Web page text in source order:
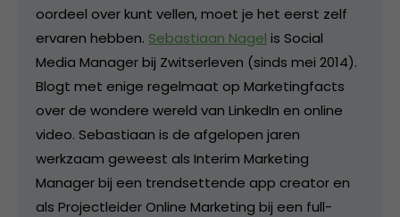
oordeel over kunt vellen, moet je het eerst zelf
ervaren hebben. Sebastiaan Nagel is Social
Media Manager bij Zwitserleven (sinds mei 2014).
Blogt met enige regelmaat op Marketingfacts
over de wondere wereld van LinkedIn en online
video. Sebastiaan is de afgelopen jaren
werkzaam geweest als Interim Marketing
Manager bij een trendsettende app creator en
als Projectleider Online Marketing bij een full-